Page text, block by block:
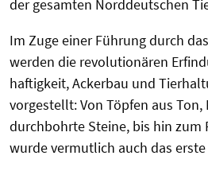
der gesamten Norddeutschen
Im Zuge einer Führung durch
werden die revolutionären
haftigkeit, Ackerbau und
vorgestellt: Von Töpfen aus Ton,
durchbohrte Steine, bis hin zum
wurde vermutlich auch das